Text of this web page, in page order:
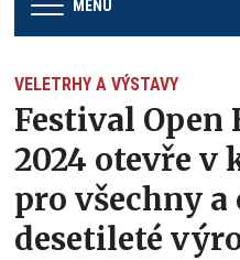
MENU
VELETRHY A VÝSTAVY
Festival Open
2024 otevře v
pro všechny a
desetileté